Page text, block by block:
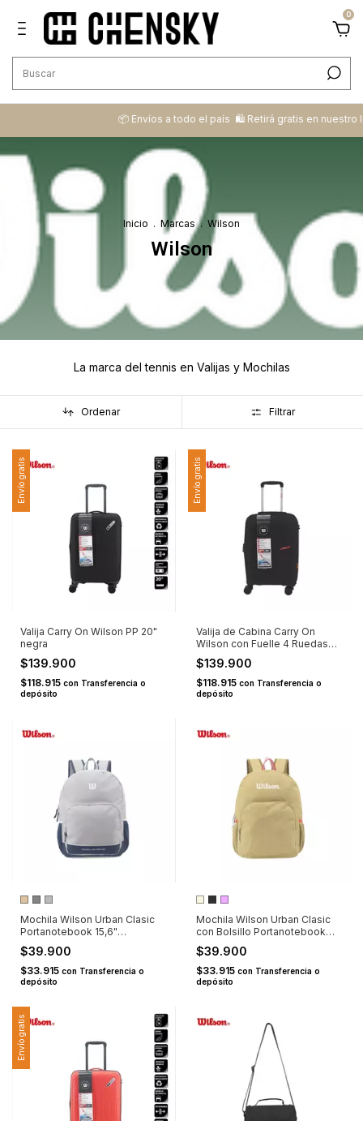
0
📦 ​Envíos a todo el país ​ 🛍️​ Retirá gratis en nuestro local
Inicio . Marcas . Wilson
Wilson
La marca del tennis en Valijas y Mochilas
Ordenar Filtrar
Envío gratis
Valija Carry On Wilson PP 20"
negra
$139.900
$118.915 con Transferencia o
depósito
Envío gratis
Valija de Cabina Carry On
Wilson con Fuelle 4 Ruedas
Dobles PP 20" Negra
$139.900
$118.915 con Transferencia o
depósito
Mochila Wilson Urban Clasic
Portanotebook 15,6"
Portabotellas
$39.900
$33.915 con Transferencia o
depósito
Mochila Wilson Urban Clasic
con Bolsillo Portanotebook
15,6" Portabotellas
$39.900
$33.915 con Transferencia o
depósito
Envío gratis